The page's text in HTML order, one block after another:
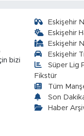
bizi
Eskişehir
Eskişehir
Eskişehir
Eskişehir
Süper Lig
Fikstür
Tüm
Son
Haber